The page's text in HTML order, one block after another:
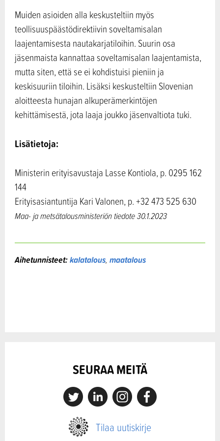
Muiden asioiden alla keskusteltiin myös
teollisuuspäästödirektiivin soveltamisalan
laajentamisesta nautakarjatiloihin. Suurin osa
jäsenmaista kannattaa soveltamisalan laajentamista,
mutta siten, että se ei kohdistuisi pieniin ja
keskisuuriin tiloihin. Lisäksi keskusteltiin Slovenian
aloitteesta hunajan alkuperämerkintöjen
kehittämisestä, jota laaja joukko jäsenvaltiota tuki.
Lisätietoja:
Ministerin erityisavustaja Lasse Kontiola, p. 0295 162
144
Erityisasiantuntija Kari Valonen, p. +32 473 525 630
Maa- ja metsätalousministeriön tiedote 30.1.2023
Aihetunnisteet:kalatalous, maatalous
SEURAA MEITÄ
X LinkedinInstagramFacebook
Tilaa uutiskirje